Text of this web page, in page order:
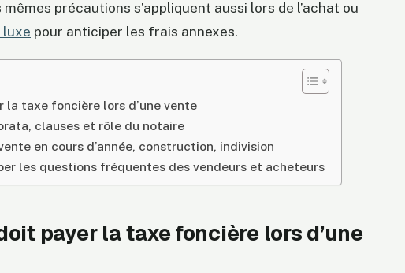
précautions s’appliquent aussi lors de l’achat ou
luxe pour anticiper les frais annexes.
la taxe foncière lors d’une vente
clauses et rôle du notaire
en cours d’année, construction, indivision
les questions fréquentes des vendeurs et acheteurs
payer la taxe foncière lors d’une